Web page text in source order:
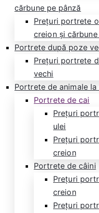
cărbune pe pânză
Prețuri portrete
creion și
Portrete după poze
Prețuri portrete
vechi
Portrete de animale la
Portrete de cai
Prețuri
ulei
Prețuri
creion
Portrete de câini
Prețuri
creion
Prețuri